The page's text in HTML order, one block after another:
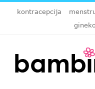
kontracepcija